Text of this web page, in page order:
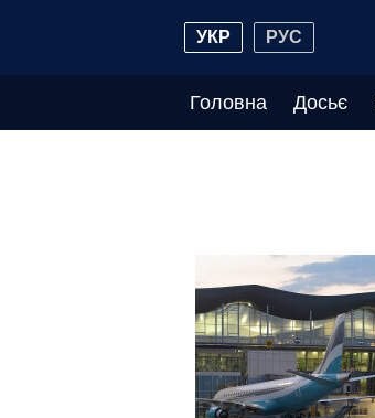
УКР РУС
Головна Досьє